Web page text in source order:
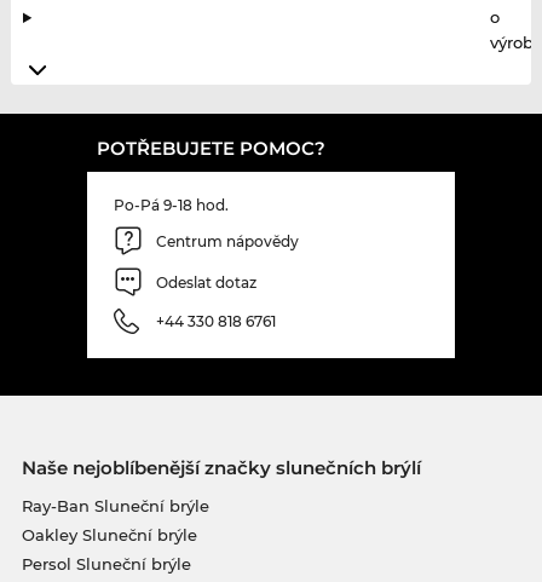
o
POTŘEBUJETE POMOC?
Po-Pá 9-18 hod.
Centrum nápovědy
Odeslat dotaz
+44 330 818 6761
Naše nejoblíbenější značky slunečních brýlí
Ray-Ban Sluneční brýle
Oakley Sluneční brýle
Persol Sluneční brýle